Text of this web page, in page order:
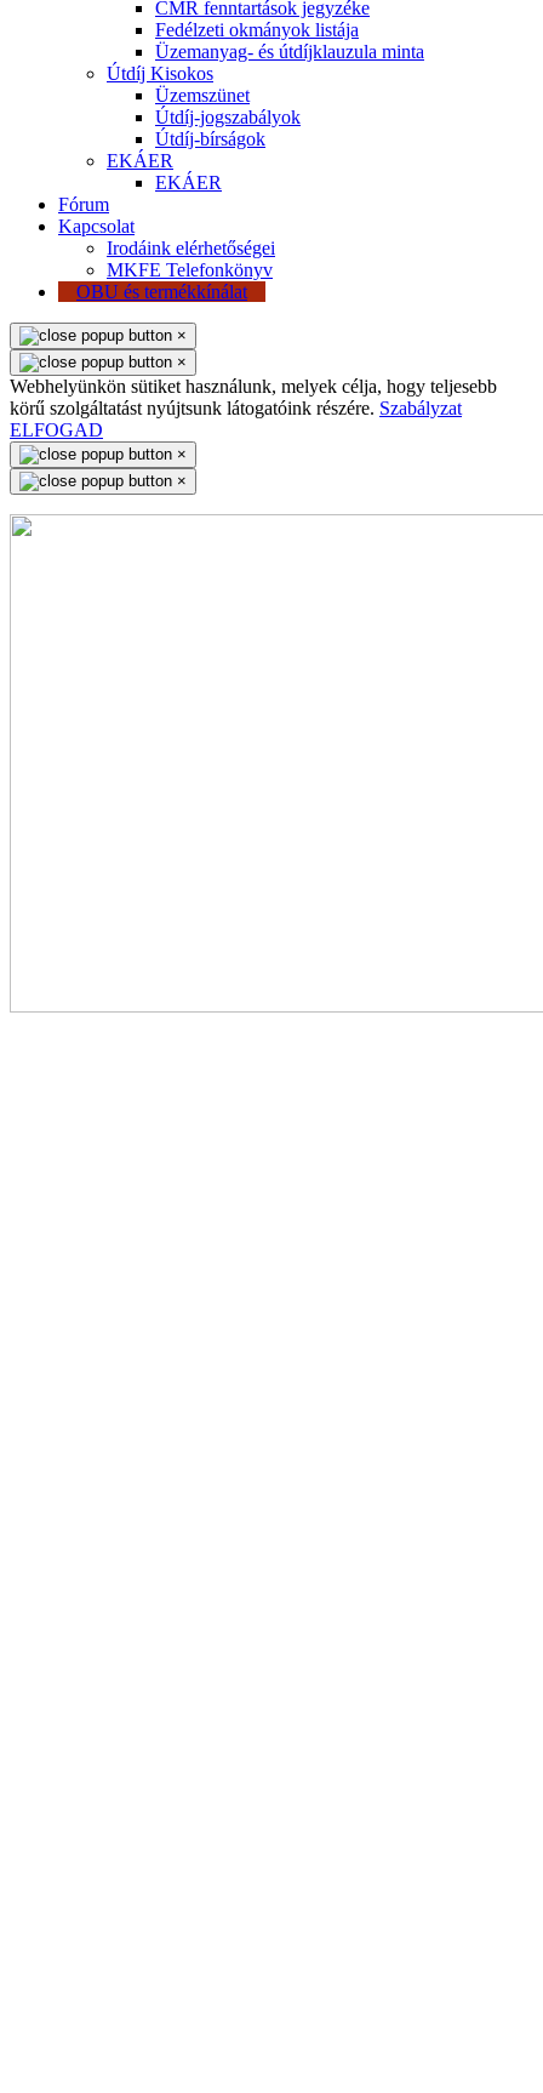
CMR fenntartások jegyzéke
Fedélzeti okmányok listája
Üzemanyag- és útdíjklauzula minta
Útdíj Kisokos
Üzemszünet
Útdíj-jogszabályok
Útdíj-bírságok
EKÁER
EKÁER
Fórum
Kapcsolat
Irodáink elérhetőségei
MKFE Telefonkönyv
OBU és termékkínálat
×
×
Webhelyünkön sütiket használunk, melyek célja, hogy teljesebb
körű szolgáltatást nyújtsunk látogatóink részére. Szabályzat
ELFOGAD
×
×